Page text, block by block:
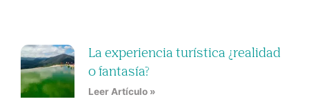
La experiencia turística ¿realidad
o fantasía?
Leer Artículo »